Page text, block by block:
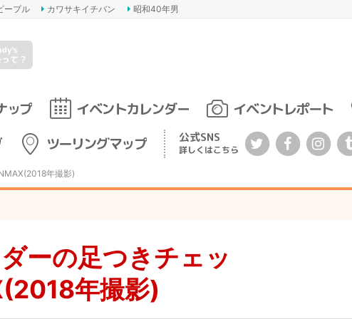
ープル カワサキイチバン
昭和40年男
て？
ップ イベントカレンダー イベントレポート
ツーリングマップ 公式SNS
詳しくはこちら
年撮影)
ーの足つきチェッ
年撮影)